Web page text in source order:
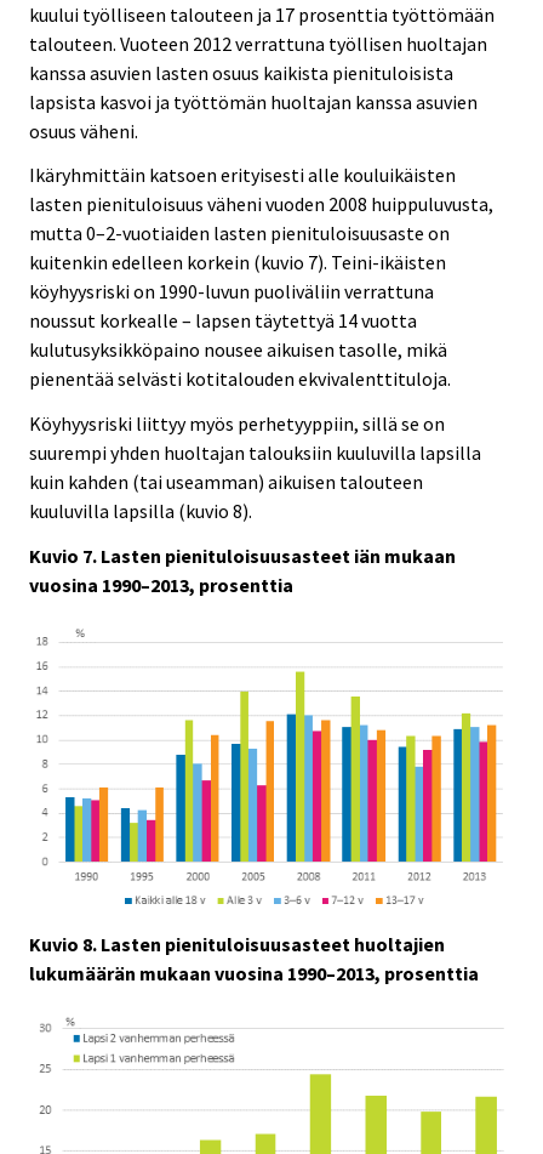
kuului työlliseen talouteen ja 17 prosenttia työttömään
talouteen. Vuoteen 2012 verrattuna työllisen huoltajan
kanssa asuvien lasten osuus kaikista pienituloisista
lapsista kasvoi ja työttömän huoltajan kanssa asuvien
osuus väheni.
Ikäryhmittäin katsoen erityisesti alle kouluikäisten
lasten pienituloisuus väheni vuoden 2008 huippuluvusta,
mutta 0–2-vuotiaiden lasten pienituloisuusaste on
kuitenkin edelleen korkein (kuvio 7). Teini-ikäisten
köyhyysriski on 1990-luvun puoliväliin verrattuna
noussut korkealle – lapsen täytettyä 14 vuotta
kulutusyksikköpaino nousee aikuisen tasolle, mikä
pienentää selvästi kotitalouden ekvivalenttituloja.
Köyhyysriski liittyy myös perhetyyppiin, sillä se on
suurempi yhden huoltajan talouksiin kuuluvilla lapsilla
kuin kahden (tai useamman) aikuisen talouteen
kuuluvilla lapsilla (kuvio 8).
Kuvio 7. Lasten pienituloisuusasteet iän mukaan
vuosina 1990–2013, prosenttia
Kuvio 8. Lasten pienituloisuusasteet huoltajien
lukumäärän mukaan vuosina 1990–2013, prosenttia